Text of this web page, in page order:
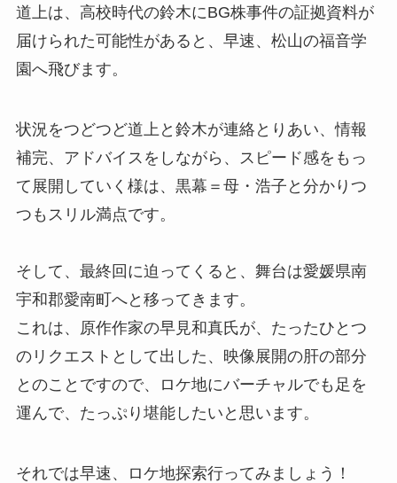
道上は、高校時代の鈴木にBG株事件の証拠資料が
届けられた可能性があると、早速、松山の福音学
園へ飛びます。
状況をつどつど道上と鈴木が連絡とりあい、情報
補完、アドバイスをしながら、スピード感をもっ
て展開していく様は、黒幕＝母・浩子と分かりつ
つもスリル満点です。
そして、最終回に迫ってくると、舞台は愛媛県南
宇和郡愛南町へと移ってきます。
これは、原作作家の早見和真氏が、たったひとつ
のリクエストとして出した、映像展開の肝の部分
とのことですので、ロケ地にバーチャルでも足を
運んで、たっぷり堪能したいと思います。
それでは早速、ロケ地探索行ってみましょう！